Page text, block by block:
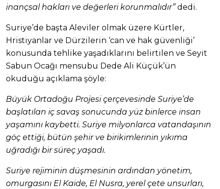
inançsal hakları ve değerleri korunmalıdır”dedi.
Suriye’de başta Aleviler olmak üzere Kürtler,
Hristiyanlar ve Dürzilerin ‘can ve hak güvenliği’
konusunda tehlike yaşadıklarını belirtilen ve Seyit
Sabun Ocağı mensubu Dede Ali Küçük’ün
okuduğu açıklama şöyle:
Büyük Ortadoğu Projesi çerçevesinde Suriye’de
başlatılan iç savaş sonucunda yüz binlerce insan
yaşamını kaybetti. Suriye milyonlarca vatandaşının
göç ettiği, bütün şehir ve birikimlerinin yıkıma
uğradığı bir süreç yaşadı.
Suriye rejiminin düşmesinin ardından yönetim,
omurgasını El Kaide, El Nusra, yerel çete unsurları,